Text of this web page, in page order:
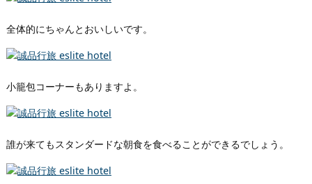
全体的にちゃんとおいしいです。
小籠包コーナーもありますよ。
誰が来てもスタンダードな朝食を食べることができるでしょう。